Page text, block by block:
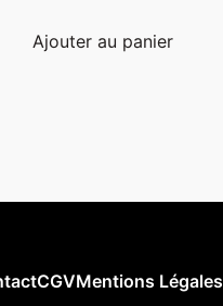
Ajouter au panier
CGVMentions Légales